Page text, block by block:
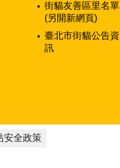
街貓友善區里名單
(另開新網頁)
臺北市街貓公告資
訊
安全政策
護處